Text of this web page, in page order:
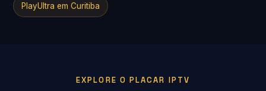
PlayUltra em Curitiba
EXPLORE O PLACAR IPTV